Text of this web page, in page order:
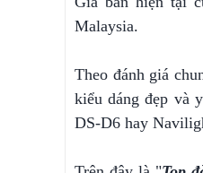
Malaysia.
Theo đánh giá
kiểu dáng đẹp và
DS-D6 hay